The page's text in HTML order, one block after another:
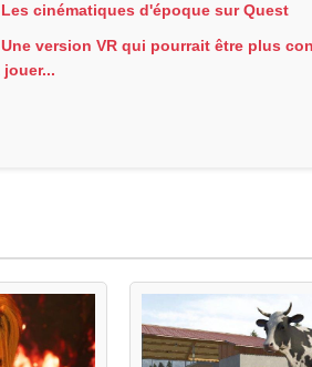
cinématiques d'époque sur Quest
version VR qui pourrait être plus
jouer...